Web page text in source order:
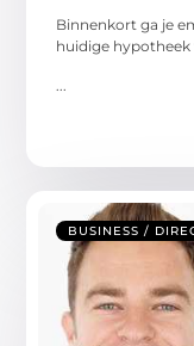
Binnenkort ga je
huidige hypotheek
BUSINESS /